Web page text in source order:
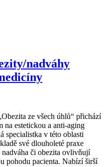
nadváhy
ze všech úhlů“ přichází
na estetickou a anti-aging
specialistka v této oblasti
své dlouholeté praxe
či obezita ovlivňují
pohodu pacienta. Nabízí širší